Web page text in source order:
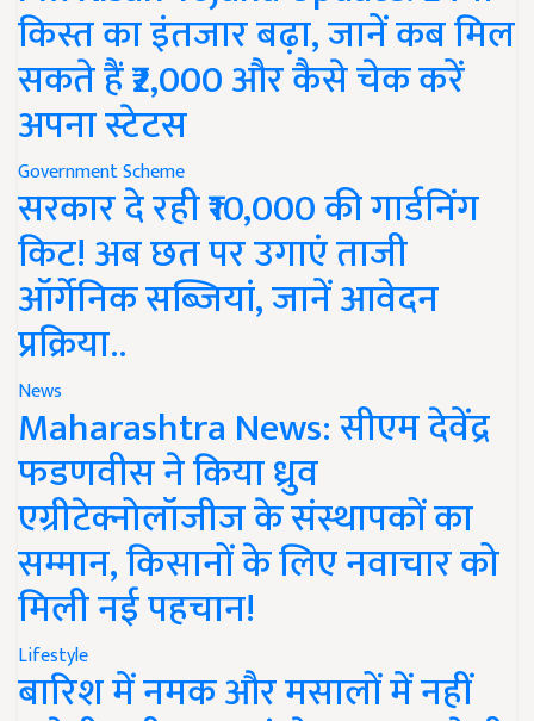
किस्त का इंतजार बढ़ा, जानें कब मिल
सकते हैं ₹2,000 और कैसे चेक करें
अपना स्टेटस
Government Scheme
सरकार दे रही ₹10,000 की गार्डनिंग
किट! अब छत पर उगाएं ताजी
ऑर्गेनिक सब्जियां, जानें आवेदन
प्रक्रिया..
News
Maharashtra News: सीएम देवेंद्र
फडणवीस ने किया ध्रुव
एग्रीटेक्नोलॉजीज के संस्थापकों का
सम्मान, किसानों के लिए नवाचार को
मिली नई पहचान!
Lifestyle
बारिश में नमक और मसालों में नहीं